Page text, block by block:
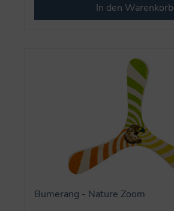
In den Warenkorb
Bumerang - Nature Zoom